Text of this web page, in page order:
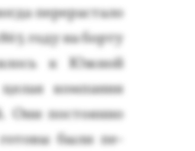
пе­рерас­та­ло
го­ду на бор­ту
к Юж­ной
ком­па­ния
Они пос­то­ян­но
бы­ли пе­